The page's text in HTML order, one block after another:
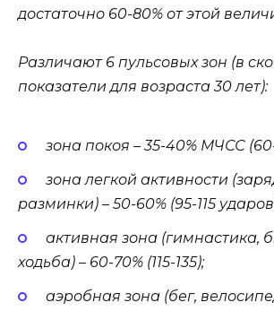
достаточно 60-80% от этой
Различают 6 пульсовых зон (в
показатели для возраста 30 лет):
зона покоя – 35-40% МЧСС
зона легкой активности
разминки) – 50-60% (95-115
активная зона (гимнастика,
ходьба) – 60-70% (115-135);
аэробная зона (бег,